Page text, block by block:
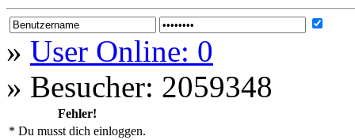
» User Online: 0
» Besucher: 2059348
Fehler!
* Du musst dich einloggen.